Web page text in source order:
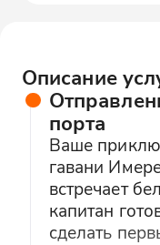
Описание
порта
Ваше
гавани
встречает
капитан
сделать